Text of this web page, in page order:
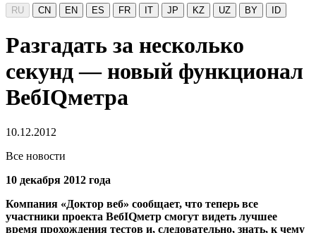
RU CN EN ES FR IT JP KZ UZ BY ID
Разгадать за несколько
секунд — новый функционал
ВебIQметра
10.12.2012
Все новости
10 декабря 2012 года
Компания «Доктор веб» сообщает, что теперь все
участники проекта ВебIQметр смогут видеть лучшее
время прохождения тестов и, следовательно, знать, к чему